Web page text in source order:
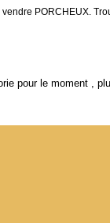
PORCHEUX.
pour le moment ,